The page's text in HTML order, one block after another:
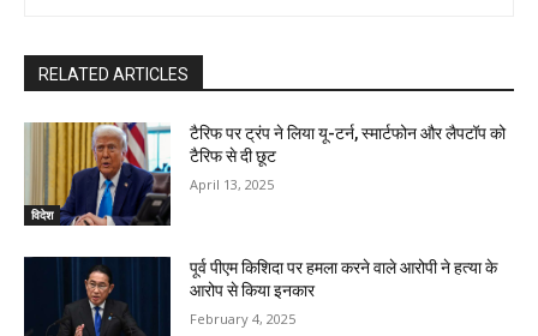
RELATED ARTICLES
विदेश
टैरिफ पर ट्रंप ने लिया यू-टर्न, स्मार्टफोन और लैपटॉप को
टैरिफ से दी छूट
April 13, 2025
पूर्व पीएम किशिदा पर हमला करने वाले आरोपी ने हत्या के
आरोप से किया इनकार
February 4, 2025